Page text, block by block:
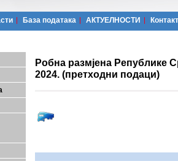
Базa података АКТУЕЛНОСТИ Контакт
Робна размјена Републике
2024. (претходни подаци)